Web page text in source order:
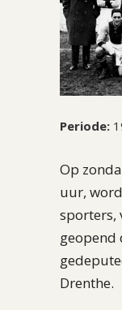
Periode:
Op
uur,
sporters,
geopend
Drenthe.